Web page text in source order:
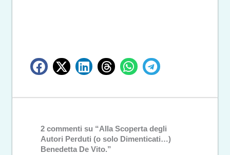
2 commenti su “Alla Scoperta degli
Autori Perduti (o solo Dimenticati…)
Benedetta De Vito.”